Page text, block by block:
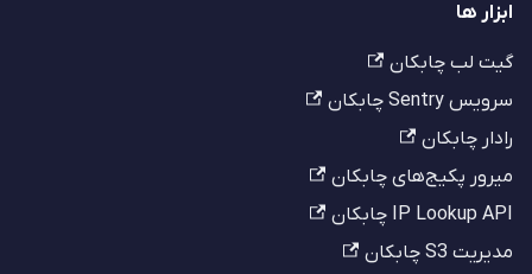
ابزار ها
گیت لب چابکان
سرویس Sentry چابکان
رادار چابکان
میرور پکیج‌های چابکان
IP Lookup API چابکان
مدیریت S3 چابکان